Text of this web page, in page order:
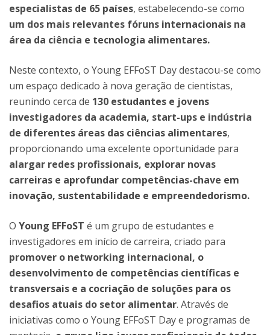
especialistas de 65 países, estabelecendo-se como
um dos mais relevantes fóruns internacionais na
área da ciência e tecnologia alimentares.
Neste contexto, o Young EFFoST Day destacou-se como
um espaço dedicado à nova geração de cientistas,
reunindo cerca de 130 estudantes e jovens
investigadores da academia, start-ups e indústria
de diferentes áreas das ciências alimentares,
proporcionando uma excelente oportunidade para
alargar redes profissionais, explorar novas
carreiras e aprofundar competências-chave em
inovação, sustentabilidade e empreendedorismo.
O Young EFFoST é um grupo de estudantes e
investigadores em início de carreira, criado para
promover o networking internacional, o
desenvolvimento de competências científicas e
transversais e a cocriação de soluções para os
desafios atuais do setor alimentar. Através de
iniciativas como o Young EFFoST Day e programas de